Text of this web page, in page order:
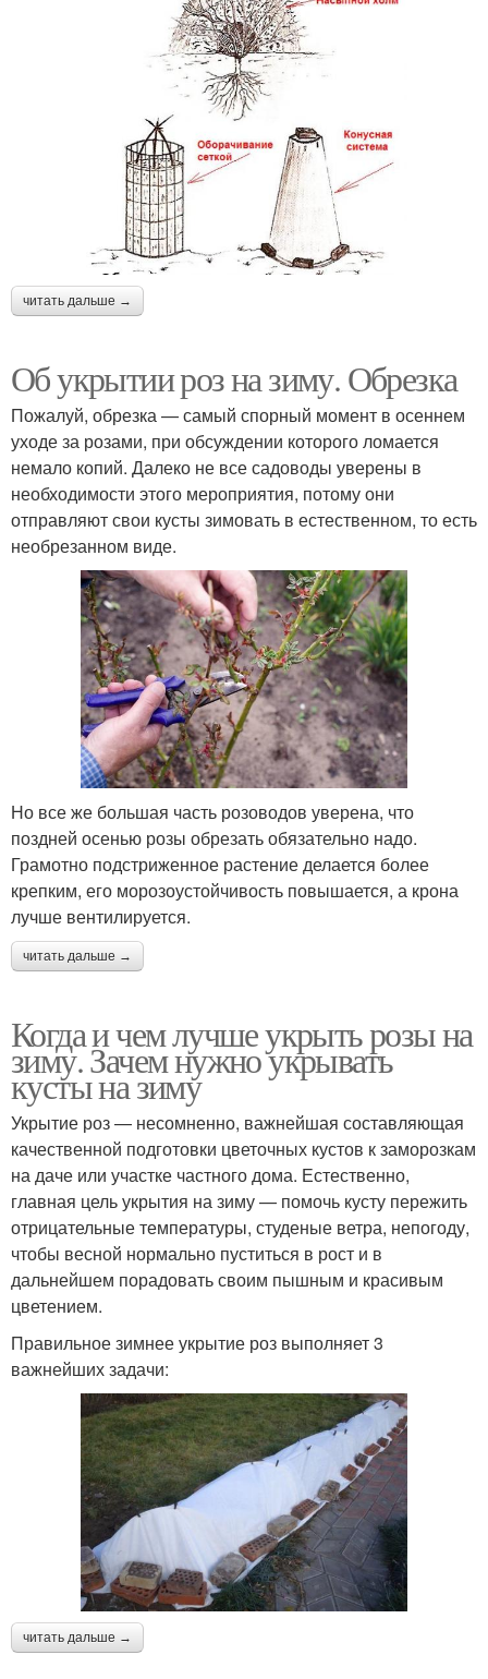
читать дальше →
Об укрытии роз на зиму. Обрезка
Пожалуй, обрезка — самый спорный момент в осеннем
уходе за розами, при обсуждении которого ломается
немало копий. Далеко не все садоводы уверены в
необходимости этого мероприятия, потому они
отправляют свои кусты зимовать в естественном, то есть
необрезанном виде.
Но все же большая часть розоводов уверена, что
поздней осенью розы обрезать обязательно надо.
Грамотно подстриженное растение делается более
крепким, его морозоустойчивость повышается, а крона
лучше вентилируется.
читать дальше →
Когда и чем лучше укрыть розы на
зиму. Зачем нужно укрывать
кусты на зиму
Укрытие роз — несомненно, важнейшая составляющая
качественной подготовки цветочных кустов к заморозкам
на даче или участке частного дома. Естественно,
главная цель укрытия на зиму — помочь кусту пережить
отрицательные температуры, студеные ветра, непогоду,
чтобы весной нормально пуститься в рост и в
дальнейшем порадовать своим пышным и красивым
цветением.
Правильное зимнее укрытие роз выполняет 3
важнейших задачи:
читать дальше →